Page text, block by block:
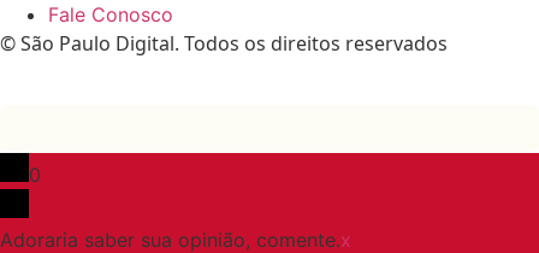
Fale Conosco
© São Paulo Digital. Todos os direitos reservados
0
Adoraria saber sua opinião, comente.x